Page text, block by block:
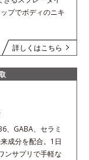
プでボディのニキ
詳しくはこちら
、GABA、セラミ
成分を配合。1日
ンサプリで手軽な